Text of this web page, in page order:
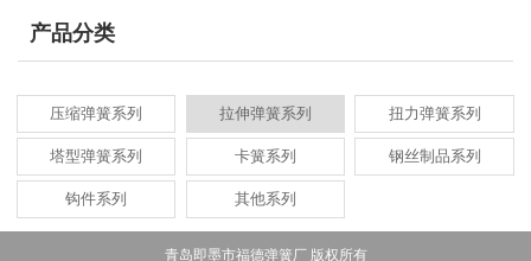
产品分类
压缩弹簧系列 拉伸弹簧系列 扭力弹簧系列
塔型弹簧系列 卡簧系列 钢丝制品系列
钩件系列 其他系列
青岛即墨市福德弹簧厂 版权所有